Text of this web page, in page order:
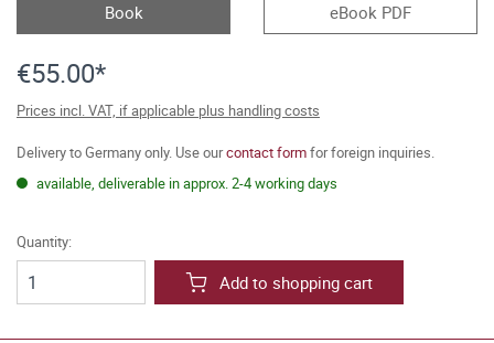
Book eBook PDF
€55.00*
Prices incl. VAT, if applicable plus handling costs
Delivery to Germany only. Use ourcontact formfor foreign inquiries.
available, deliverable in approx. 2-4 working days
Quantity:
Add to shopping cart